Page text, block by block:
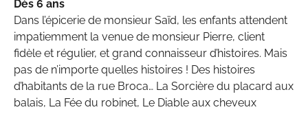
Dès 6 ans
Dans l’épicerie de monsieur Saïd, les enfants attendent
impatiemment la venue de monsieur Pierre, client
fidèle et régulier, et grand connaisseur d’histoires. Mais
pas de n’importe quelles histoires ! Des histoires
d’habitants de la rue Broca… La Sorcière du placard aux
balais, La Fée du robinet, Le Diable aux cheveux